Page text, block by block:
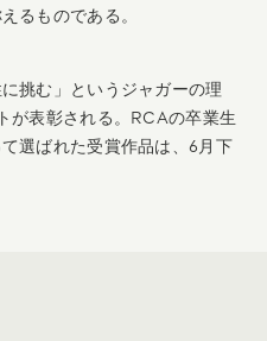
るものである。
挑む」というジャガーの理
が表彰される。RCAの卒業生
選ばれた受賞作品は、6月下